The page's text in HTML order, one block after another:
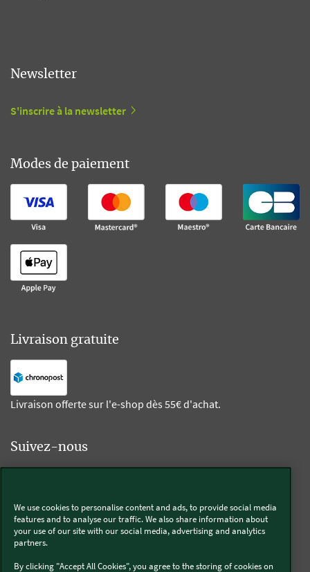
Newsletter
S'inscrire à la newsletter
Modes de paiement
Livraison gratuite
Livraison offerte sur l'e-shop dès 55€ d'achat.
Suivez-nous
Thermomix®
We use cookies to personalise content and ads, to provide social media
features and to analyse our traffic. We also share information about
your use of our site with our social media, advertising and analytics
partners.
By clicking "Accept All Cookies", you agree to the storing of cookies on